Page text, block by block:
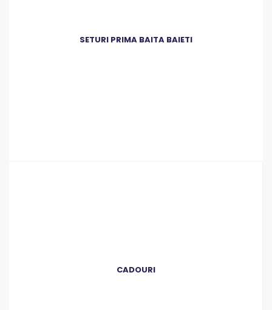
SETURI PRIMA BAITA BAIETI
CADOURI